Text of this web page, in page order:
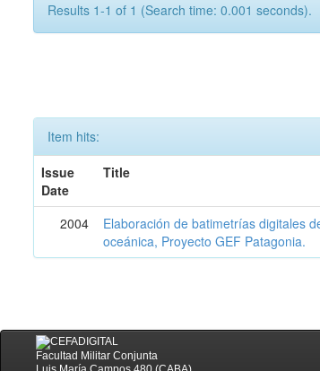
Results 1-1 of 1 (Search time: 0.001 seconds).
Item hits:
Issue
Date
Title
2004
Elaboración de batimetrías digitales
oceánica, Proyecto GEF Patagonia.
Facultad Militar Conjunta